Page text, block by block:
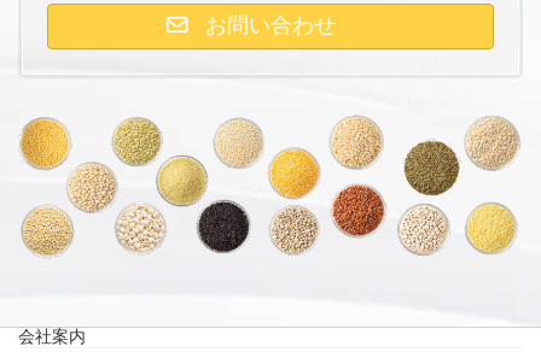
お問い合わせ
会社案内